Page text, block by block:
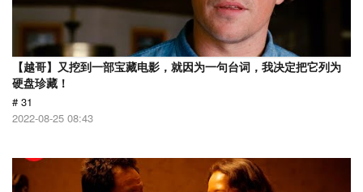
【越哥】又挖到一部宝藏电影，就因为一句台词，我决定把它列为
硬盘珍藏！
# 31
2022-08-25 08:43